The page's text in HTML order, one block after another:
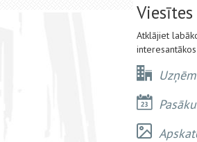
Atklājiet